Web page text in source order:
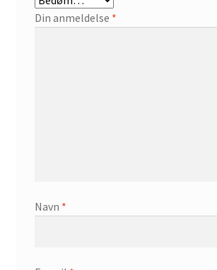
Din anmeldelse *
Navn *